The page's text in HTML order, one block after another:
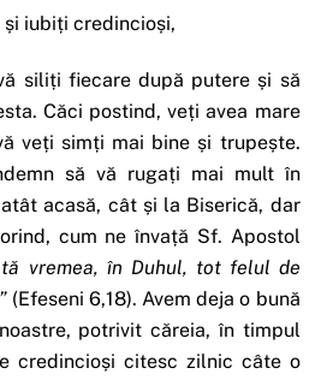
iubiți credincioși,
siliți fiecare după putere și să
Căci postind, veți avea mare
veți simți mai bine și trupește.
să vă rugați mai mult în
acasă, cât și la Biserică, dar
cum ne învață Sf. Apostol
vremea, în Duhul, tot felul de
(Efeseni 6,18). Avem deja o bună
potrivit căreia, în timpul
credincioși citesc zilnic câte o